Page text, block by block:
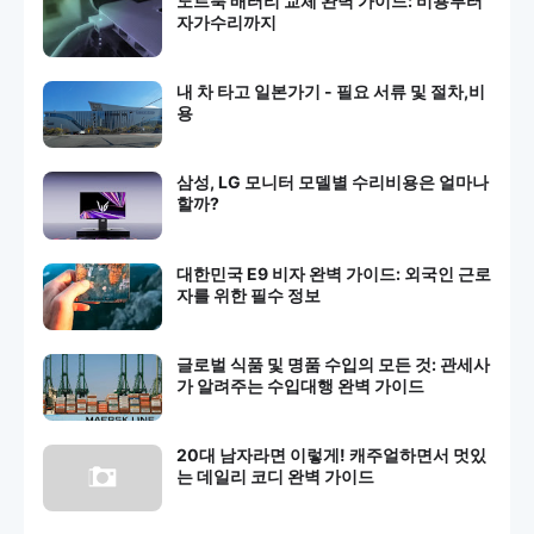
자가수리까지
내 차 타고 일본가기 - 필요 서류 및 절차,비
용
삼성, LG 모니터 모델별 수리비용은 얼마나
할까?
대한민국 E9 비자 완벽 가이드: 외국인 근로
자를 위한 필수 정보
글로벌 식품 및 명품 수입의 모든 것: 관세사
가 알려주는 수입대행 완벽 가이드
20대 남자라면 이렇게! 캐주얼하면서 멋있
는 데일리 코디 완벽 가이드